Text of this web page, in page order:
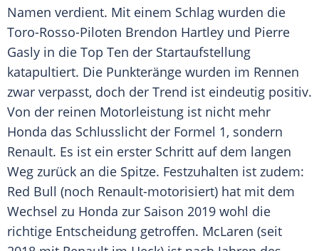
Namen verdient. Mit einem Schlag wurden die
Toro-Rosso-Piloten Brendon Hartley und Pierre
Gasly in die Top Ten der Startaufstellung
katapultiert. Die Punkteränge wurden im Rennen
zwar verpasst, doch der Trend ist eindeutig positiv.
Von der reinen Motorleistung ist nicht mehr
Honda das Schlusslicht der Formel 1, sondern
Renault. Es ist ein erster Schritt auf dem langen
Weg zurück an die Spitze. Festzuhalten ist zudem:
Red Bull (noch Renault-motorisiert) hat mit dem
Wechsel zu Honda zur Saison 2019 wohl die
richtige Entscheidung getroffen. McLaren (seit